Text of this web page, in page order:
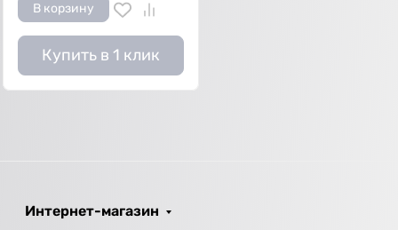
В корзину
Купить в 1 клик
Интернет-магазин